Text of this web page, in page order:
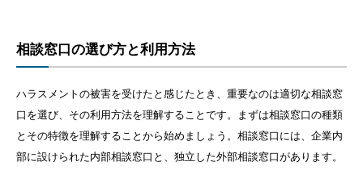
相談窓口の選び方と利用方法
ハラスメントの被害を受けたと感じたとき、重要なのは適切な相談窓
口を選び、その利用方法を理解することです。まずは相談窓口の種類
とその特徴を理解することから始めましょう。相談窓口には、企業内
部に設けられた内部相談窓口と、独立した外部相談窓口があります。